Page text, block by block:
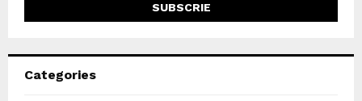
Categories